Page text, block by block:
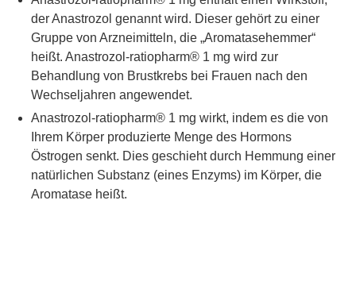
der Anastrozol genannt wird. Dieser gehört zu einer
Gruppe von Arzneimitteln, die „Aromatasehemmer“
heißt. Anastrozol-ratiopharm® 1 mg wird zur
Behandlung von Brustkrebs bei Frauen nach den
Wechseljahren angewendet.
Anastrozol-ratiopharm® 1 mg wirkt, indem es die von
Ihrem Körper produzierte Menge des Hormons
Östrogen senkt. Dies geschieht durch Hemmung einer
natürlichen Substanz (eines Enzyms) im Körper, die
Aromatase heißt.